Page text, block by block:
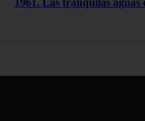
1961. Las tranquilas aguas